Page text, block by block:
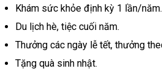
Khám sức khỏe định kỳ 1 lần/năm.
Du lịch hè, tiệc cuối năm.
Thưởng các ngày lễ tết, thưởng
Tặng quà sinh nhật.